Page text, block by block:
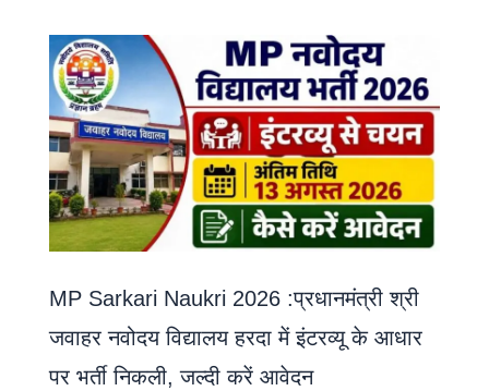
MP Sarkari Naukri 2026 :प्रधानमंत्री श्री
जवाहर नवोदय विद्यालय हरदा में इंटरव्यू के आधार
पर भर्ती निकली, जल्दी करें आवेदन